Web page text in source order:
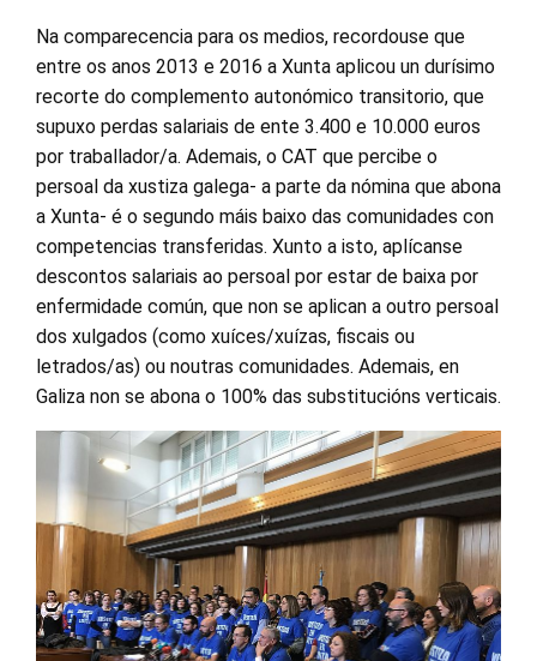
Na comparecencia para os medios, recordouse que
entre os anos 2013 e 2016 a Xunta aplicou un durísimo
recorte do complemento autonómico transitorio, que
supuxo perdas salariais de ente 3.400 e 10.000 euros
por traballador/a. Ademais, o CAT que percibe o
persoal da xustiza galega- a parte da nómina que abona
a Xunta- é o segundo máis baixo das comunidades con
competencias transferidas. Xunto a isto, aplícanse
descontos salariais ao persoal por estar de baixa por
enfermidade común, que non se aplican a outro persoal
dos xulgados (como xuíces/xuízas, fiscais ou
letrados/as) ou noutras comunidades. Ademais, en
Galiza non se abona o 100% das substitucións verticais.